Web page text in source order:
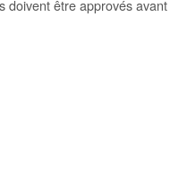
doivent être approvés avant